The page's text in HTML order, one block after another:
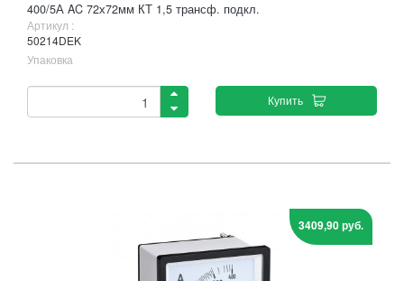
400/5А AC 72х72мм КТ 1,5 трансф. подкл.
Артикул :
50214DEK
Упаковка
Купить
3409,90 руб.